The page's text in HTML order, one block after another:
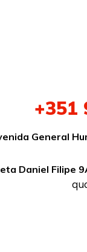
+351
General
Daniel Filipe